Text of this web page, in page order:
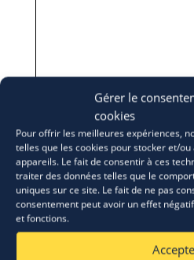
Gérer le
cookies
Pour offrir les meilleures expériences,
telles que les cookies pour stocker et/
appareils. Le fait de consentir à ces
traiter des données telles que le
uniques sur ce site. Le fait de ne pas
consentement peut avoir un effet
et fonctions.